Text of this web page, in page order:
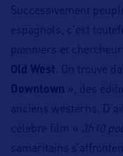
Successivement
espagnols, c’est
pionniers et
Old West
. On trouve
Downtown », des
anciens westerns.
célèbre film «
3h10
samaritains